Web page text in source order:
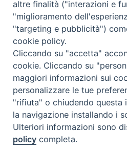
Orario di segreteria
Lunedì 17.30-19.30
Martedì 17.30-19.30
Mercoledì 17.30-19.30
Giovedì 17.30-19.30
Venerdì chiuso
Sabato 9.30-11.30
Privacy e sicurezza
altre finalità ("interazioni e
"miglioramento
"targeting e pubblicità")
cookie policy.
Cliccando su "accetta"
cookie. Cliccando su
maggiori informazioni sui
personalizzare le tue
"rifiuta" o chiudendo questa
la navigazione installando i
Ulteriori informazioni sono
policy completa.